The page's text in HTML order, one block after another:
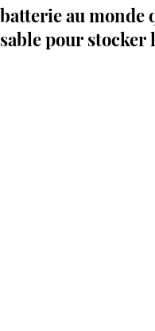
batterie au monde
sable pour stocker